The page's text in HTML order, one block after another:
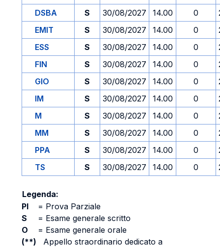
DSBA
S 30/08/2027 14.00 0
EMIT
S 30/08/2027 14.00 0
ESS
S 30/08/2027 14.00 0
FIN
S 30/08/2027 14.00 0
GIO
S 30/08/2027 14.00 0
IM
S 30/08/2027 14.00 0
M
S 30/08/2027 14.00 0
MM
S 30/08/2027 14.00 0
PPA
S 30/08/2027 14.00 0
TS
S 30/08/2027 14.00 0
Legenda:
PI
= Prova Parziale
S
= Esame generale scritto
O
= Esame generale orale
(**)
Appello straordinario dedicato a